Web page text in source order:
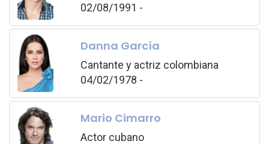
02/08/1991 -
Danna García
Cantante y actriz colombiana
04/02/1978 -
Mario Cimarro
Actor cubano